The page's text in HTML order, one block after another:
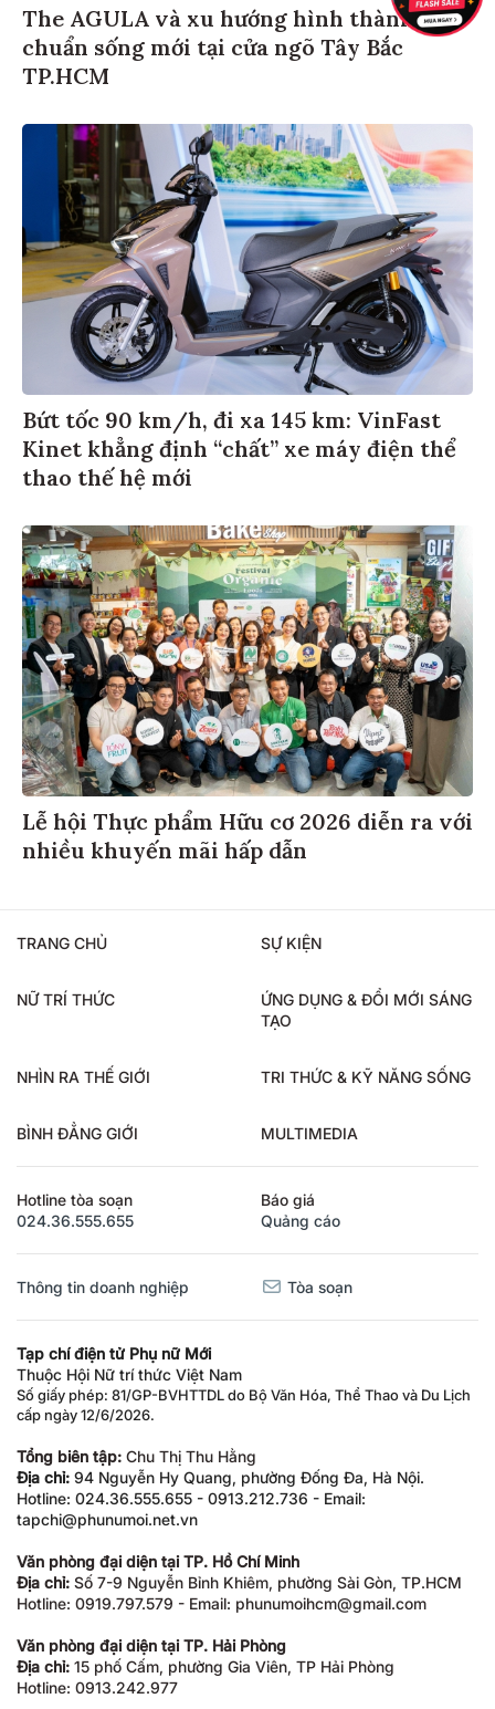
The AGULA và xu hướng hình thành
chuẩn sống mới tại cửa ngõ Tây Bắc
TP.HCM
Bứt tốc 90 km/h, đi xa 145 km: VinFast
Kinet khẳng định “chất” xe máy điện thể
thao thế hệ mới
Lễ hội Thực phẩm Hữu cơ 2026 diễn ra với
nhiều khuyến mãi hấp dẫn
TRANG CHỦ SỰ KIỆN
NỮ TRÍ THỨC
ỨNG DỤNG & ĐỔI MỚI SÁNG
TẠO
NHÌN RA THẾ GIỚI TRI THỨC & KỸ NĂNG SỐNG
BÌNH ĐẲNG GIỚI MULTIMEDIA
Hotline tòa soạn
024.36.555.655
Báo giá
Quảng cáo
Thông tin doanh nghiệp Tòa soạn
Tạp chí điện tử Phụ nữ Mới
Thuộc Hội Nữ trí thức Việt Nam
Số giấy phép: 81/GP-BVHTTDL do Bộ Văn Hóa, Thể Thao và Du Lịch
cấp ngày 12/6/2026.
Tổng biên tập: Chu Thị Thu Hằng
Địa chỉ: 94 Nguyễn Hy Quang, phường Đống Đa, Hà Nội.
Hotline: 024.36.555.655 - 0913.212.736 - Email:
tapchi@phunumoi.net.vn
Văn phòng đại diện tại TP. Hồ Chí Minh
Địa chỉ: Số 7-9 Nguyễn Bỉnh Khiêm, phường Sài Gòn, TP.HCM
Hotline: 0919.797.579 - Email: phunumoihcm@gmail.com
Văn phòng đại diện tại TP. Hải Phòng
Địa chỉ: 15 phố Cấm, phường Gia Viên, TP Hải Phòng
Hotline: 0913.242.977